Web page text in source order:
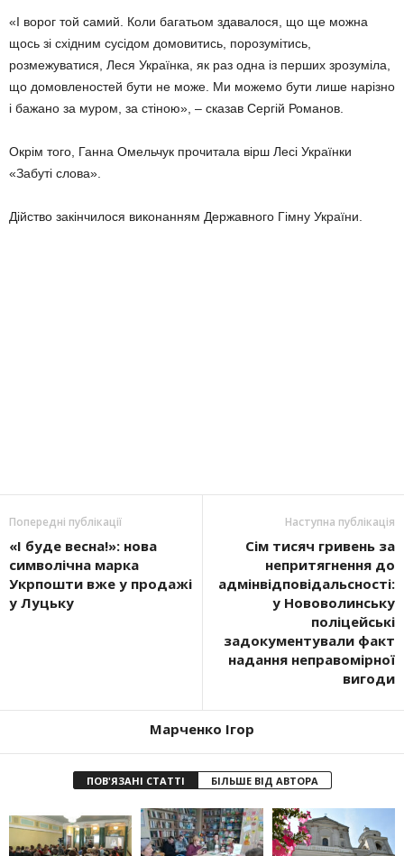
«І ворог той самий. Коли багатьом здавалося, що ще можна
щось зі східним сусідом домовитись, порозумітись,
розмежуватися, Леся Українка, як раз одна із перших зрозуміла,
що домовленостей бути не може. Ми можемо бути лише нарізно
і бажано за муром, за стіною», – сказав Сергій Романов.
Окрім того, Ганна Омельчук прочитала вірш Лесі Українки
«Забуті слова».
Дійство закінчилося виконанням Державного Гімну України.
Попередні публікації
«І буде весна!»: нова
символічна марка
Укрпошти вже у продажі
у Луцьку
Наступна публікація
Сім тисяч гривень за
непритягнення до
адмінвідповідальсності:
у Нововолинську
поліцейські
задокументували факт
надання неправомірної
вигоди
Марченко Ігор
ПОВ'ЯЗАНІ СТАТТІ БІЛЬШЕ ВІД АВТОРА